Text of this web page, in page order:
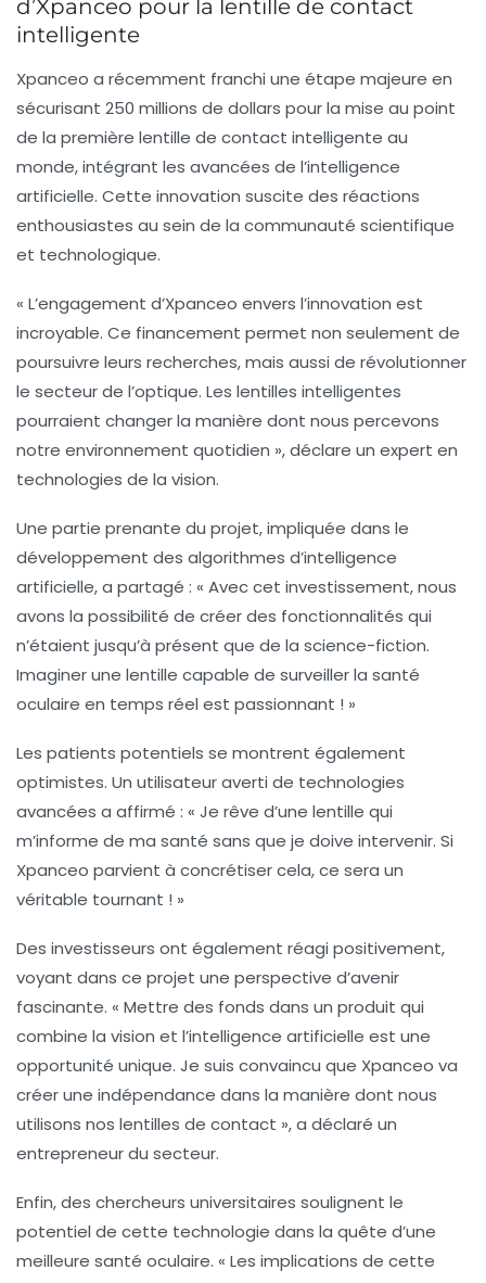
d’Xpanceo pour la lentille de contact
intelligente
Xpanceo a récemment franchi une étape majeure en
sécurisant 250 millions de dollars pour la mise au point
de la première lentille de contact intelligente au
monde, intégrant les avancées de l’intelligence
artificielle. Cette innovation suscite des réactions
enthousiastes au sein de la communauté scientifique
et technologique.
« L’engagement d’Xpanceo envers l’innovation est
incroyable. Ce financement permet non seulement de
poursuivre leurs recherches, mais aussi de révolutionner
le secteur de l’optique. Les lentilles intelligentes
pourraient changer la manière dont nous percevons
notre environnement quotidien », déclare un expert en
technologies de la vision.
Une partie prenante du projet, impliquée dans le
développement des algorithmes d’intelligence
artificielle, a partagé : « Avec cet investissement, nous
avons la possibilité de créer des fonctionnalités qui
n’étaient jusqu’à présent que de la science-fiction.
Imaginer une lentille capable de surveiller la santé
oculaire en temps réel est passionnant ! »
Les patients potentiels se montrent également
optimistes. Un utilisateur averti de technologies
avancées a affirmé : « Je rêve d’une lentille qui
m’informe de ma santé sans que je doive intervenir. Si
Xpanceo parvient à concrétiser cela, ce sera un
véritable tournant ! »
Des investisseurs ont également réagi positivement,
voyant dans ce projet une perspective d’avenir
fascinante. « Mettre des fonds dans un produit qui
combine la vision et l’intelligence artificielle est une
opportunité unique. Je suis convaincu que Xpanceo va
créer une indépendance dans la manière dont nous
utilisons nos lentilles de contact », a déclaré un
entrepreneur du secteur.
Enfin, des chercheurs universitaires soulignent le
potentiel de cette technologie dans la quête d’une
meilleure santé oculaire. « Les implications de cette